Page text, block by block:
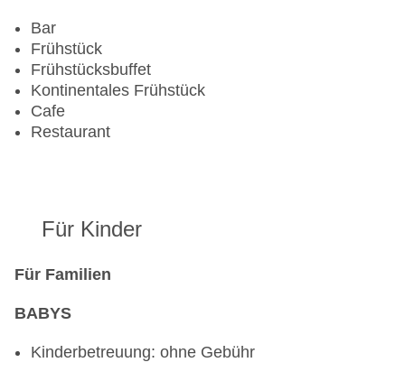
Landeskategorie: 5 Sterne
Bar
Frühstück
Frühstücksbuffet
Kontinentales Frühstück
Cafe
Restaurant
Für Kinder
Für Familien
BABYS
Kinderbetreuung: ohne Gebühr